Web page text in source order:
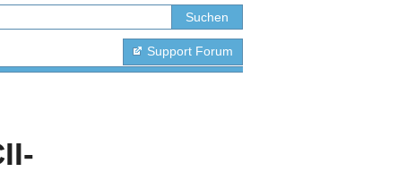
Support Forum